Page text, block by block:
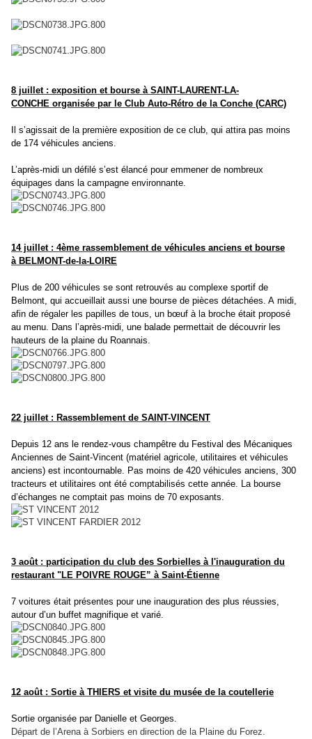
8 juillet : exposition et bourse à SAINT-LAURENT-LA-
CONCHE organisée par le Club Auto-Rétro de la Conche (CARC)
Il s’agissait de la première exposition de ce club, qui attira pas moins
de 174 véhicules anciens.
L’après-midi un défilé s’est élancé pour emmener de nombreux
équipages dans la campagne environnante.
14 juillet : 4ème rassemblement de véhicules anciens et bourse
à BELMONT-de-la-LOIRE
Plus de 200 véhicules se sont retrouvés au complexe sportif de
Belmont, qui accueillait aussi une bourse de pièces détachées. A midi,
afin de régaler les papilles de tous, un bœuf à la broche était proposé
au menu. Dans l’après-midi, une balade permettait de découvrir les
hauteurs de la plaine du Roannais.
22 juillet : Rassemblement de SAINT-VINCENT
Depuis 12 ans le rendez-vous champêtre du Festival des Mécaniques
Anciennes de Saint-Vincent (matériel agricole, utilitaires et véhicules
anciens) est incontournable. Pas moins de 420 véhicules anciens, 300
tracteurs et utilitaires ont été comptabilisés cette année. La bourse
d’échanges ne comptait pas moins de 70 exposants.
3 août : participation du club des Sorbielles à l'inauguration du
restaurant "LE POIVRE ROUGE” à Saint-Étienne
7 voitures était présentes pour une inauguration des plus réussies,
autour d’un buffet magnifique et varié.
12 août : Sortie à THIERS et visite du musée de la coutellerie
Sortie organisée par Danielle et Georges.
Départ de l’Arena à Sorbiers en direction de la Plaine du Forez.